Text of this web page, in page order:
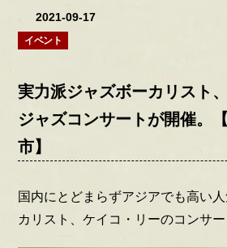
2021-09-17
イベント
実力派ジャズボーカリスト
ジャズコンサートが開催。
市】
国内にとどまらずアジアでも高い
カリスト、ケイコ・リーのコンサー